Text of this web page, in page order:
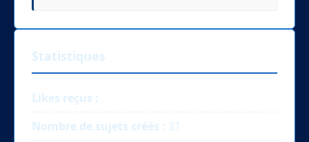
Statistiques
Likes reçus :
Nombre de sujets créés : 31